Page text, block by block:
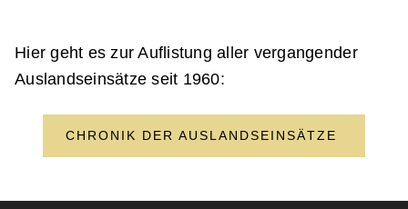
Hier geht es zur Auflistung aller vergangender
Auslandseinsätze seit 1960:
CHRONIK DER AUSLANDSEINSÄTZE